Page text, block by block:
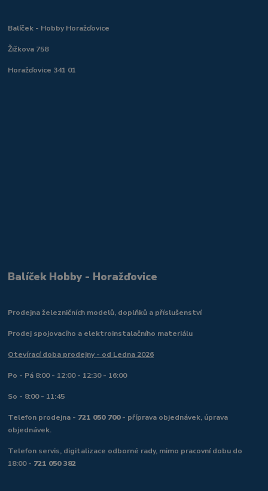
Balíček - Hobby Horažďovice
Žižkova 758
Horažďovice 341 01
Balíček Hobby - Horažďovice
Prodejna železničních modelů, doplňků a příslušenství
Prodej spojovacího a elektroinstalačního materiálu
Otevírací doba prodejny - od Ledna 2026
Po - Pá 8:00 - 12:00 - 12:30 - 16:00
So - 8:00 - 11:45
Telefon prodejna - 721 050 700- příprava objednávek, úprava
objednávek.
Telefon servis, digitalizace odborné rady, mimo pracovní dobu do
18:00 - 721 050 382